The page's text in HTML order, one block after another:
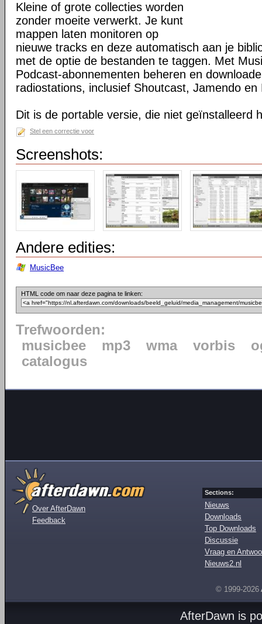
Kleine of grote collecties worden
zonder moeite verwerkt. Je kunt
mappen laten monitoren op
nieuwe tracks en deze automatisch aan je
met de optie de bestanden te taggen. Met
Podcast-abonnementen beheren en
radiostations, inclusief Shoutcast, Jamendo
Dit is de portable versie, die niet geïnstalleerd
Stel een correctie voor
Screenshots:
Andere edities:
MusicBee
HTML code om naar deze pagina te linken:
Trefwoorden:
musicbee
mp3 wma vorbis
catalogus
Over AfterDawn
Feedback
Sections:
Nieuws
Downloads
Top Downloads
Discussie
Vraag en
Nieuws2.nl
© 1999-2026
AfterDawn is